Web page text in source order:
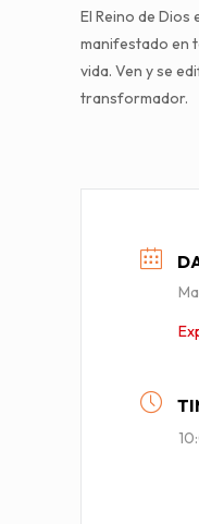
El Reino de Dios
manifestado en
vida. Ven y se
transformador.